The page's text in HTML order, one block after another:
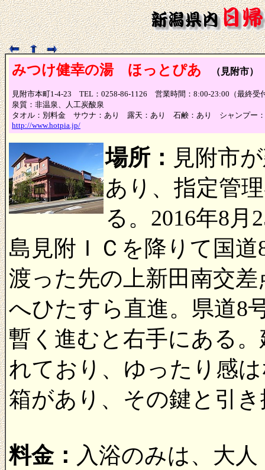
みつけ健幸の湯 ほっとぴあ （見附市）
見附市本町1-4-23 TEL：0258-86-1126 営業時間：8:00-23:00（最終
泉質：非温泉、人工炭酸泉
タオル：別料金 サウナ：あり 露天：あり 石鹸：あり シャンプー
http://www.hotpia.jp/
場所： 見附市
あり、指定管
る。2016年8
島見附ＩＣを降りて国
渡った先の上新田南交
へひたすら直進。県道8
暫く進むと右手にある
れており、ゆったり感
箱があり、その鍵と引
料金： 入浴のみは、大人